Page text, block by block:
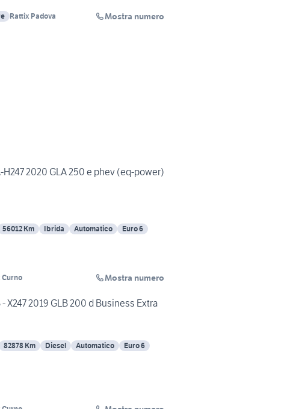
Rattix Padova Mostra numero
H247 2020 GLA 250 e phev (eq-power)
56012 Km Ibrida Automatico Euro 6
Curno Mostra numero
- X247 2019 GLB 200 d Business Extra
82878 Km Diesel Automatico Euro 6